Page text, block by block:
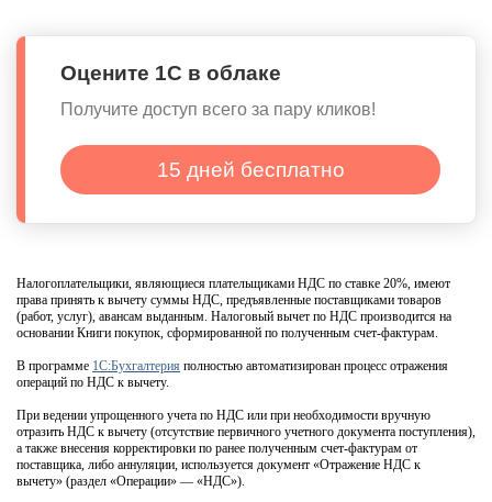
Оцените 1С в облаке
Получите доступ всего за пару кликов!
15 дней бесплатно
Налогоплательщики, являющиеся плательщиками НДС по ставке 20%, имеют
права принять к вычету суммы НДС, предъявленные поставщиками товаров
(работ, услуг), авансам выданным. Налоговый вычет по НДС производится на
основании Книги покупок, сформированной по полученным счет-фактурам.
В программе 1С:Бухгалтерия полностью автоматизирован процесс отражения
операций по НДС к вычету.
При ведении упрощенного учета по НДС или при необходимости вручную
отразить НДС к вычету (отсутствие первичного учетного документа поступления),
а также внесения корректировки по ранее полученным счет-фактурам от
поставщика, либо аннуляции, используется документ «Отражение НДС к
вычету» (раздел «Операции» — «НДС»).